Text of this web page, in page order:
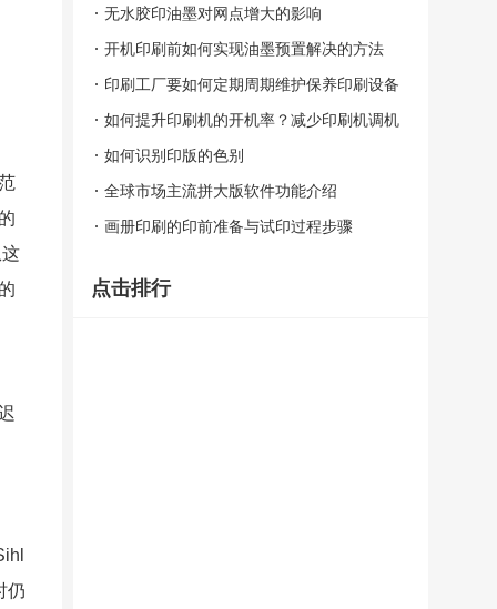
仍
率
无水胶印油墨对网点增大的影响
开机印刷前如何实现油墨预置解决的方法
印刷工厂要如何定期周期维护保养印刷设备
如何提升印刷机的开机率？减少印刷机调机
时间
如何识别印版的色别
全球市场主流拼大版软件功能介绍
画册印刷的印前准备与试印过程步骤
点击排行